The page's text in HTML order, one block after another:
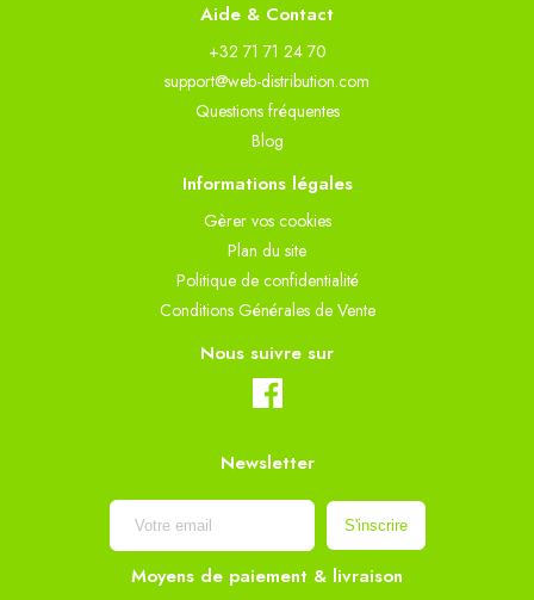
Aide & Contact
+32 71 71 24 70
support@web-distribution.com
Questions fréquentes
Blog
Informations légales
Gèrer vos cookies
Plan du site
Politique de confidentialité
Conditions Générales de Vente
Nous suivre sur
Newsletter
Moyens de paiement & livraison